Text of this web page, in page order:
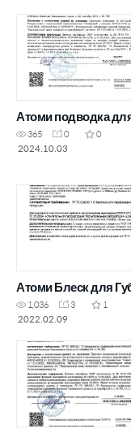
Атоми подводка
365 0
0
2024.10.03
Атоми Блеск для
1,036 3
1
2022.02.09